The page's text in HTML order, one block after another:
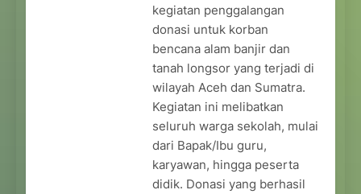
kegiatan penggalangan
donasi untuk korban
bencana alam banjir dan
tanah longsor yang terjadi di
wilayah Aceh dan Sumatra.
Kegiatan ini melibatkan
seluruh warga sekolah, mulai
dari Bapak/Ibu guru,
karyawan, hingga peserta
didik. Donasi yang berhasil